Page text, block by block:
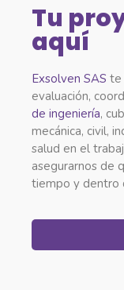
Tu
aquí
Exsolven SAS te
evaluación,
de ingeniería,
mecánica, civil,
salud en el
asegurarnos de
tiempo y dentro